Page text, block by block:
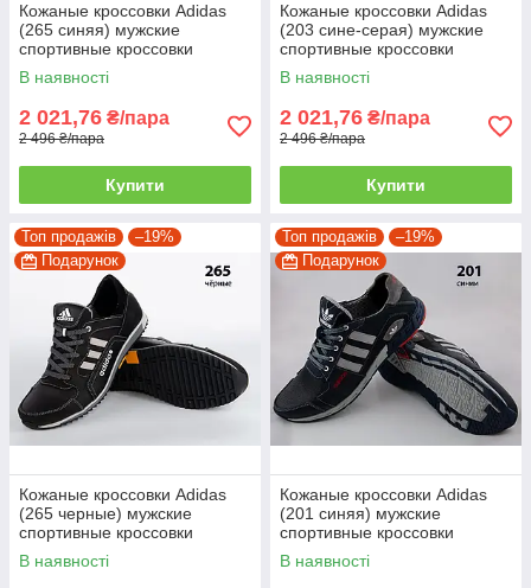
Кожаные кроссовки Adidas
(265 синяя) мужские
спортивные кроссовки
шкіряні чоловічі 42
В наявності
2 021,76 ₴/пара
2 496 ₴/пара
Купити
Кожаные кроссовки Adidas
(203 сине-серая) мужские
спортивные кроссовки
шкіряні чоловічі
В наявності
2 021,76 ₴/пара
2 496 ₴/пара
Купити
Топ продажів
–19%
Подарунок
Кожаные кроссовки Adidas
(265 черные) мужские
спортивные кроссовки
шкіряні чоловічі 39
В наявності
Топ продажів
–19%
Подарунок
Кожаные кроссовки Adidas
(201 синяя) мужские
спортивные кроссовки
шкіряні чоловічі
В наявності